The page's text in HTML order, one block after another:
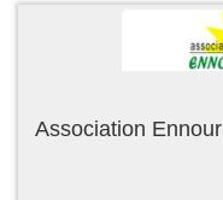
Association Ennour